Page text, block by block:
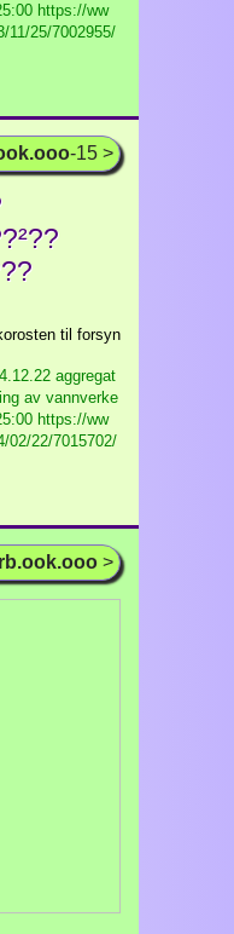
https://ww
11/25/7002955/
-15 >
til forsyn
aggregat
av vannverke
https://ww
02/22/7015702/
>